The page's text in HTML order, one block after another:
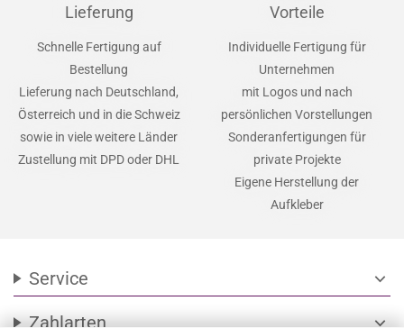
Lieferung
Schnelle Fertigung auf
Bestellung
Lieferung nach Deutschland,
Österreich und in die Schweiz
sowie in viele weitere Länder
Zustellung mit DPD oder DHL
Vorteile
Individuelle Fertigung für
Unternehmen
mit Logos und nach
persönlichen Vorstellungen
Sonderanfertigungen für
private Projekte
Eigene Herstellung der
Aufkleber
Service expand_more
Zahlarten